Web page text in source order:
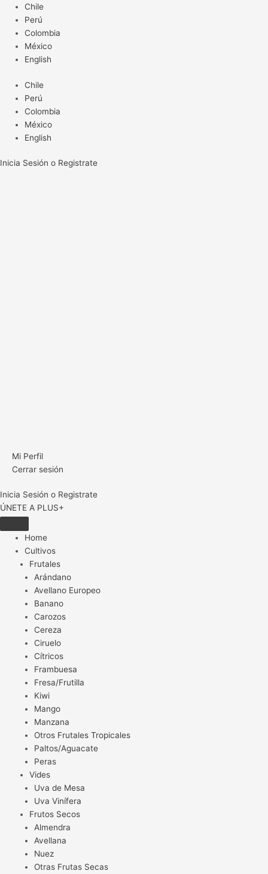
contenido
Chile
Perú
Colombia
México
English
Chile
Perú
Colombia
México
English
Inicia Sesión o Registrate
Mi Perfil
Cerrar sesión
Inicia Sesión o Registrate
ÚNETE A PLUS+
Home
Cultivos
Frutales
Arándano
Avellano Europeo
Banano
Carozos
Cereza
Ciruelo
Cítricos
Frambuesa
Fresa/Frutilla
Kiwi
Mango
Manzana
Otros Frutales Tropicales
Paltos/Aguacate
Peras
Vides
Uva de Mesa
Uva Vinífera
Frutos Secos
Almendra
Avellana
Nuez
Otras Frutas Secas